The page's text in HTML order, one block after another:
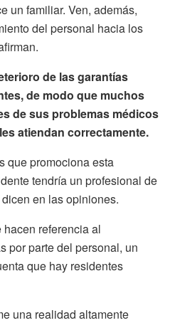
un familiar. Ven, además,
del personal hacia los
de las garantías
de modo que muchos
de sus problemas médicos
atiendan correctamente.
que promociona esta
tendría un profesional de
dicen en las opiniones.
referencia al
por parte del personal, un
que hay residentes
una realidad altamente